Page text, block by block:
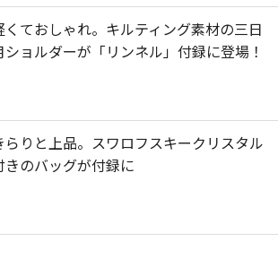
くておしゃれ。キルティング素材の三日
ショルダーが「リンネル」付録に登場！
らりと上品。スワロフスキークリスタル
きのバッグが付録に